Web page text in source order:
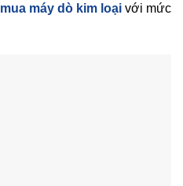
mua máy dò kim loại với mức